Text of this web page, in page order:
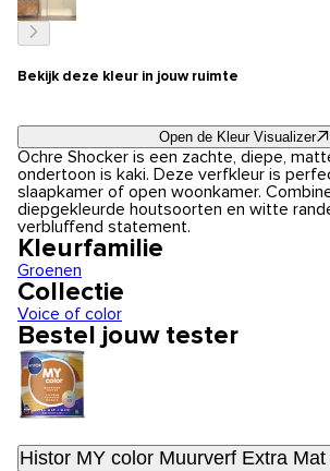
Bekijk deze kleur in jouw ruimte
Open de Kleur Visualizer
Ochre Shocker is een zachte, diepe,
ondertoon is kaki. Deze verfkleur is
slaapkamer of open woonkamer.
diepgekleurde houtsoorten en witte
verbluffend statement.
Kleurfamilie
Groenen
Collectie
Voice of color
Bestel jouw tester
Histor MY color Muurverf Extra Mat